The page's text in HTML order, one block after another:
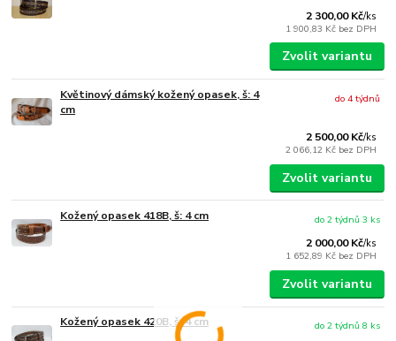
2 300,00 Kč/ks
1 900,83 Kč bez DPH
Zvolit variantu
Květinový dámský kožený opasek, š: 4
cm
2 500,00 Kč/ks
2 066,12 Kč bez DPH
do 4 týdnů
Zvolit variantu
Kožený opasek 418B, š: 4 cm
2 000,00 Kč/ks
1 652,89 Kč bez DPH
do 2 týdnů 3 ks
Zvolit variantu
Kožený opasek 420B, š: 4 cm
do 2 týdnů 8 ks